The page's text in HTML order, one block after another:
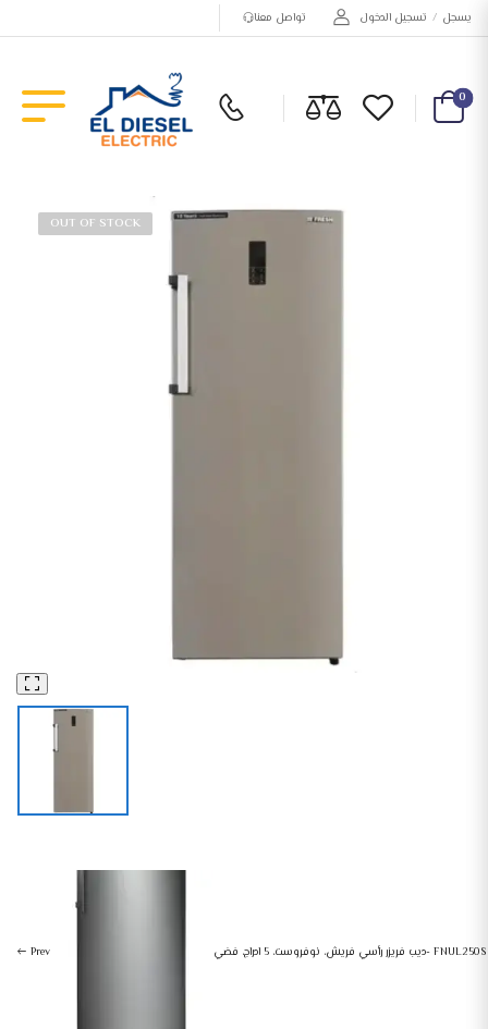
تواصل معنا تسجيل الدخول / يسجل
0
OUT OF STOCK
Prev ديب فريزر رأسي فريش، نوفروست، 5 ادراج، فضي- FNUL250S